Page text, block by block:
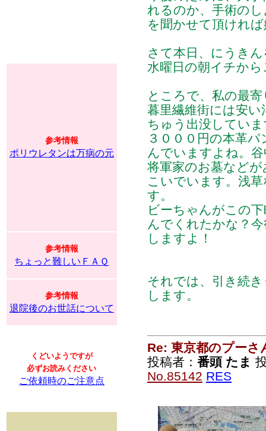
参考情報
ポリウレタンは万病の元
参考情報
ちょっと難しいＦＡＱ
参考情報
退院後のお世話について
くどいようですが
必ずお読みください
ご依頼時のご注意点
れるのか、手術の
を聞かせて頂けれ
さて本日、にうき
水曜日の朝イチか
ところで、私の最
暮里繊維街には安
ちゅう出没してい
３０００円の本革
んでいますよね。
将軍家のお墓など
こいでいます。浅
す。
ビーちゃんがこの
んでくれたかな？
しますよ！
それでは、引き続
します。
Re: 東京都のプーさ
投稿者： 番頭 たま
No.85142 RES